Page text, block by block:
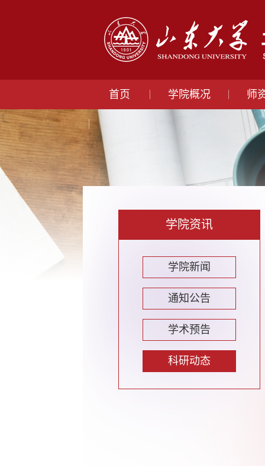
首页 学院概况 师
学院资讯
学院新闻
通知公告
学术预告
科研动态